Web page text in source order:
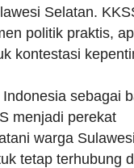
Selatan.
politik praktis,
kontestasi
sebagai
menjadi perekat
warga
tetap terhubung